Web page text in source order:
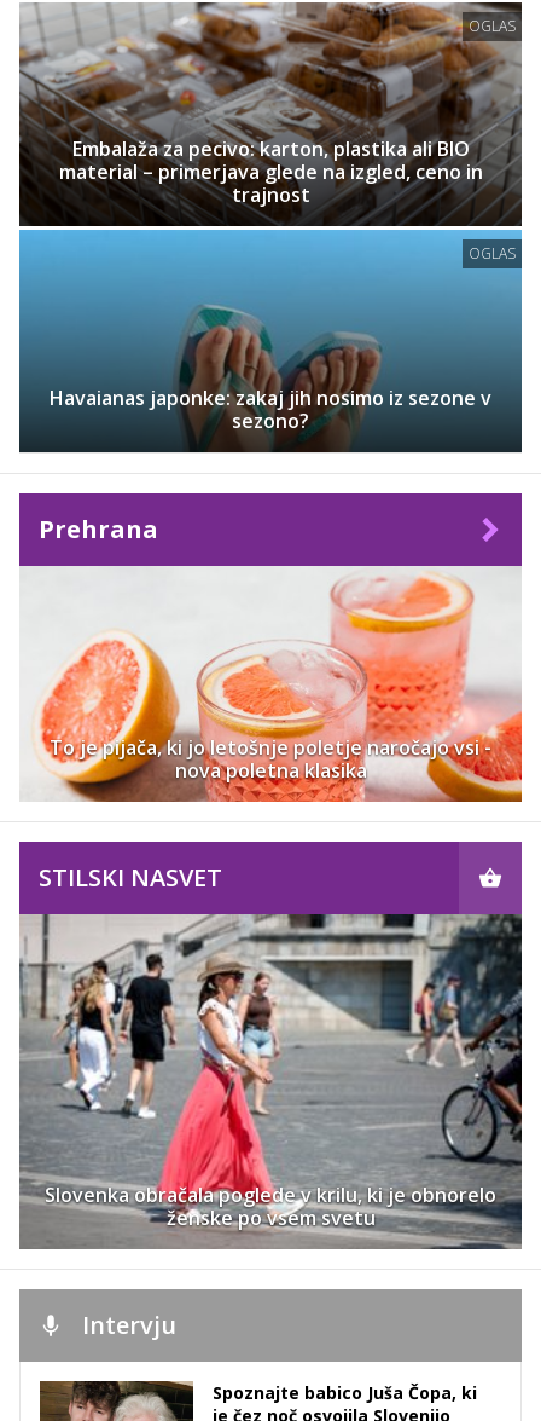
OGLAS
Embalaža za pecivo: karton, plastika ali BIO
material – primerjava glede na izgled, ceno in
trajnost
OGLAS
Havaianas japonke: zakaj jih nosimo iz sezone v
sezono?
Prehrana
To je pijača, ki jo letošnje poletje naročajo vsi -
nova poletna klasika
STILSKI NASVET
Slovenka obračala poglede v krilu, ki je obnorelo
ženske po vsem svetu
Intervju
Spoznajte babico Juša Čopa, ki
je čez noč osvojila Slovenijo